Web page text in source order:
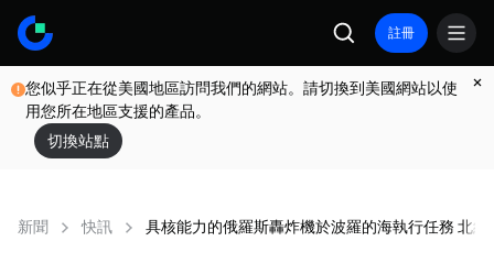
註冊
您似乎正在從美國地區訪問我們的網站。請切換到美國網站以使
用您所在地區支援的產品。
切換站點
新聞 快訊 具核能力的俄羅斯轟炸機於波羅的海執行任務 北